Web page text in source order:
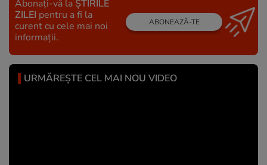
Abonați-vă la ȘTIRILE
ZILEI pentru a fi la
curent cu cele mai noi
informații.
ABONEAZĂ-TE
URMĂREȘTE CEL MAI NOU VIDEO